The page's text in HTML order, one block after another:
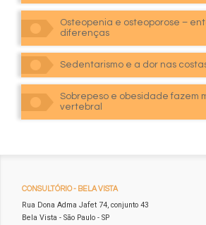
Osteopenia e osteoporose –
diferenças
Sedentarismo e a dor nas
Sobrepeso e obesidade fazem
vertebral
CONSULTÓRIO- BELA VISTA
Rua Dona Adma Jafet 74, conjunto 43
Bela Vista - São Paulo - SP